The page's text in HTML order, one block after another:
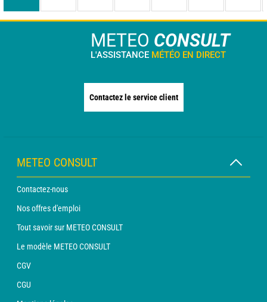
METEO CONSULT
L'ASSISTANCE MÉTÉO EN DIRECT
Contactez le service client
METEO CONSULT
Contactez-nous
Nos offres d'emploi
Tout savoir sur METEO CONSULT
Le modèle METEO CONSULT
CGV
CGU